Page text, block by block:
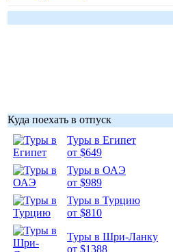
Куда поехать в отпуск
Туры в Египет
от $649
Туры в ОАЭ
от $989
Туры в Турцию
от $810
Туры в Шри-Ланку
от $1388